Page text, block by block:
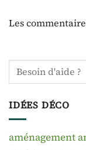
Les
IDÉES DÉCO
aménagement